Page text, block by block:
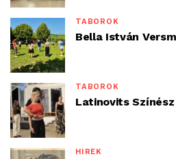
TÁBOROK
Bella István
TÁBOROK
Latinovits
HÍREK